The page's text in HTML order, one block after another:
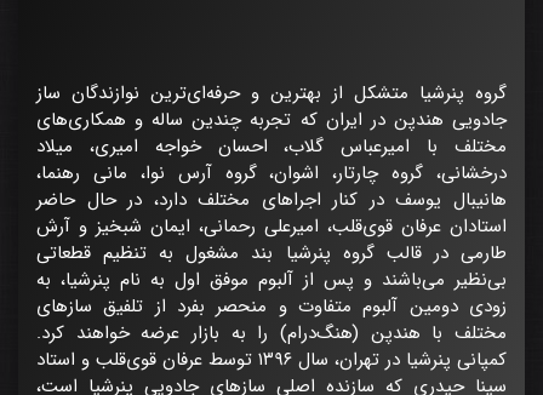
گروه پنرشیا متشکل از بهترین و حرفه‌ای‌ترین نوازندگان ساز
جادویی هندپن در ایران که تجربه چندین ساله و همکاری‌های
مختلف با امیرعباس گلاب، احسان خواجه امیری، میلاد
درخشانی، گروه چارتار، اشوان، گروه آرس نوا، مانی رهنما،
هانیبال یوسف در کنار اجراهای مختلف دارد، در حال حاضر
استادان عرفان قوی‌قلب، امیرعلی رحمانی، ایمان شبخیز و آرش
طارمی در قالب گروه پنرشیا بند مشغول به تنظیم قطعاتی
بی‌نظیر می‌باشند و پس از آلبوم موفق اول به نام پنرشیا، به
زودی دومین آلبوم متفاوت و منحصر بفرد از تلفیق سازهای
مختلف با هندپن (هنگ‌درام) را به بازار عرضه خواهند کرد.
کمپانی پنرشیا در تهران، سال ۱۳۹۶ توسط عرفان قوی‌قلب و استاد
سینا حیدری که سازنده اصلی سازهای جادویی پنرشیا است،